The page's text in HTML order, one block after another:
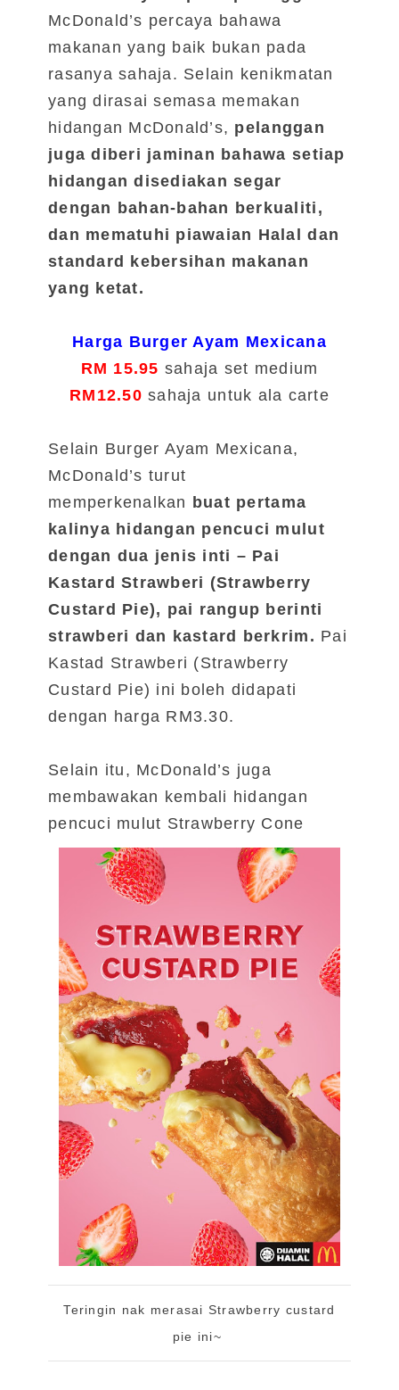
McDonald’s percaya bahawa
makanan yang baik bukan pada
rasanya sahaja. Selain kenikmatan
yang dirasai semasa memakan
hidangan McDonald’s, pelanggan
juga diberi jaminan bahawa setiap
hidangan disediakan segar
dengan bahan-bahan berkualiti,
dan mematuhi piawaian Halal dan
standard kebersihan makanan
yang ketat.
Harga Burger Ayam Mexicana
RM 15.95 sahaja set medium
RM12.50 sahaja untuk ala carte
Selain Burger Ayam Mexicana,
McDonald’s turut
memperkenalkan buat pertama
kalinya hidangan pencuci mulut
dengan dua jenis inti – Pai
Kastard Strawberi (Strawberry
Custard Pie), pai rangup berinti
strawberi dan kastard berkrim. Pai
Kastad Strawberi (Strawberry
Custard Pie) ini boleh didapati
dengan harga RM3.30.
Selain itu, McDonald’s juga
membawakan kembali hidangan
pencuci mulut Strawberry Cone
Teringin nak merasai Strawberry custard
pie ini~